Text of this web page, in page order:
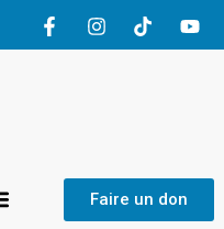
Faire un don